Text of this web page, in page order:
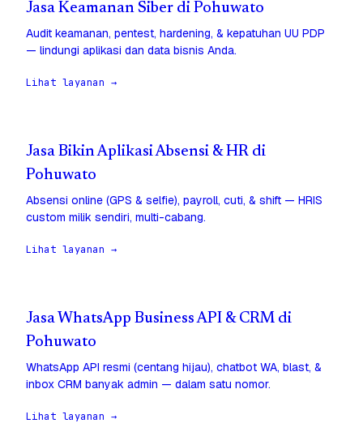
Jasa Keamanan Siber di Pohuwato
Audit keamanan, pentest, hardening, & kepatuhan UU PDP
— lindungi aplikasi dan data bisnis Anda.
Lihat layanan →
Jasa Bikin Aplikasi Absensi & HR di
Pohuwato
Absensi online (GPS & selfie), payroll, cuti, & shift — HRIS
custom milik sendiri, multi-cabang.
Lihat layanan →
Jasa WhatsApp Business API & CRM di
Pohuwato
WhatsApp API resmi (centang hijau), chatbot WA, blast, &
inbox CRM banyak admin — dalam satu nomor.
Lihat layanan →